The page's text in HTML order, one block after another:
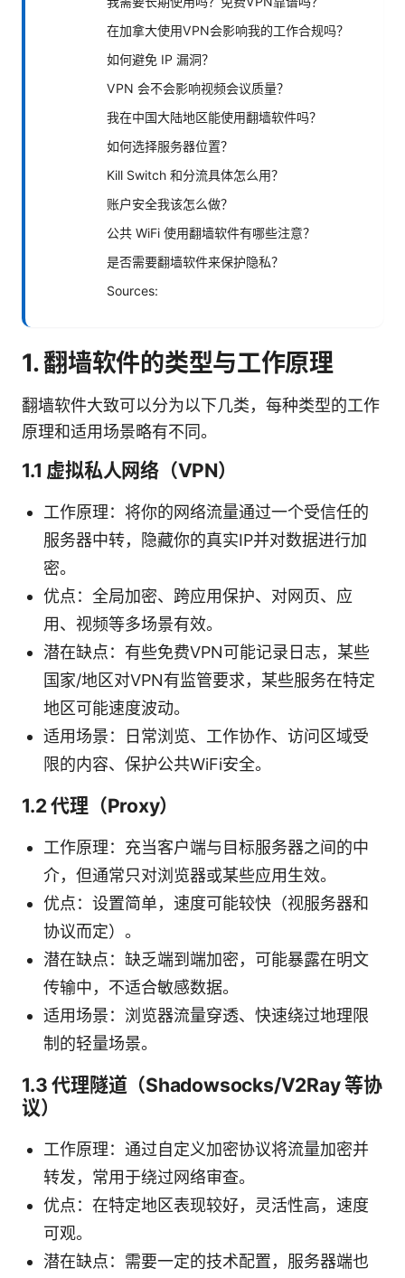
在加拿大使用VPN会影响我的工作合规吗？
如何避免 IP 漏洞？
VPN 会不会影响视频会议质量？
我在中国大陆地区能使用翻墙软件吗？
如何选择服务器位置？
Kill Switch 和分流具体怎么用？
账户安全我该怎么做？
公共 WiFi 使用翻墙软件有哪些注意？
是否需要翻墙软件来保护隐私？
Sources:
1. 翻墙软件的类型与工作原理
翻墙软件大致可以分为以下几类，每种类型的工作
原理和适用场景略有不同。
1.1 虚拟私人网络（VPN）
工作原理：将你的网络流量通过一个受信任的
服务器中转，隐藏你的真实IP并对数据进行加
密。
优点：全局加密、跨应用保护、对网页、应
用、视频等多场景有效。
潜在缺点：有些免费VPN可能记录日志，某些
国家/地区对VPN有监管要求，某些服务在特定
地区可能速度波动。
适用场景：日常浏览、工作协作、访问区域受
限的内容、保护公共WiFi安全。
1.2 代理（Proxy）
工作原理：充当客户端与目标服务器之间的中
介，但通常只对浏览器或某些应用生效。
优点：设置简单，速度可能较快（视服务器和
协议而定）。
潜在缺点：缺乏端到端加密，可能暴露在明文
传输中，不适合敏感数据。
适用场景：浏览器流量穿透、快速绕过地理限
制的轻量场景。
1.3 代理隧道（Shadowsocks/V2Ray 等协
议）
工作原理：通过自定义加密协议将流量加密并
转发，常用于绕过网络审查。
优点：在特定地区表现较好，灵活性高，速度
可观。
潜在缺点：需要一定的技术配置，服务器端也